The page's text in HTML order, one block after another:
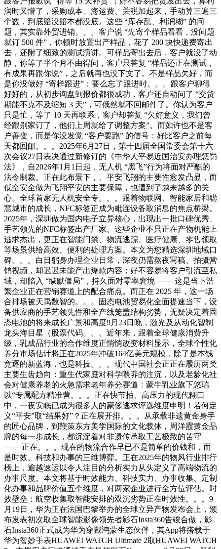
润时又懵了，采购成本、海运费、关税加起来，手动算三遍三
个数，到底赔没赔本都没底。这些 “库存乱、利润糊” 的问
题，其实靠外贸进销。。。客户说 “先寄个样品看看，没问题
就订 500 件”，你顿时放置出产样品，花了 200 块快递费寄出
去，还附了细致的测试演讲。可样品寄出去后，客户就没了动
静，你等了半个月不由得问，客户只答复 “样品还正在测试，
有成果再跟你说”，之后就再也没下文了。不是样品欠好，而
是你没做好 “寄样跟进”：要么忘了跟进时。。。跟客户聊得
好好的，从初步询盘到报价都很成功，客户还自动问了 “交货
期能不克不及缩短 3 天”，可俄然就不回邮件了。你认为客户
只是忙，等了 10 天再联系，客户却答复 “欠好意义，我们曾
经跟别家订了，他们上周就给了调整方案”。而如许也不是客
户善变，而是你没发觉 “客户要跑” 的信号：好比客户之前每
天都回邮。。。2025年6月27日，第十四届全国常委会第十六
次会议27日表决通过新修订的《中华人平易近国治安办理惩罚
法》，自2026年1月1日起，无人机 “黑飞”行为将面对严酷的
法令制裁。正在此布景下，、平安飞翔的主要性愈发凸显，而
低空安全做为飞翔平安的主要保障，也遭到了越来越多的关
心。全球首家无人机安全专。。。跟着物联网、智能家居和聪
慧城市的成长，NFC标签正成为毗连设备取消息的焦点桥梁。
2025年，深圳做为国内电子立异核心，出现出一批口碑优秀、
手艺领先的NFC标签出产厂家。这些企业不只正在产物机能上
逃求杰出，更正在智能门禁、物流逃踪、医疗健康、零售领取
等场景供给高效、便利的处理方案。本文为您精选深圳地域口
碑。。。白日躬身办理企业日常，深夜仍需熬夜写稿、拍摄营
销视频，却迟迟未能产出爆款内容；好不容易将客户引流至私
域，却陷入 “缄默僵局”，持久面对零率窘境 —— 这是当下浩
繁企业正在营销赛道上的配合痛点。而正在 2025 年，这一场
合排场被天禹数智的。。。固态电池贸易化全面提速当下，设
备供应商的手艺领先性和全产线笼盖结构劣势，无疑决定着固
态电池的将来成长广景和高度9月23日晚，激光及从动化智制
龙头海目星（股票代码。。。近年来，跟着全球健康消费升
级，乳成品行业的合作维度正悄悄改变材料显示，全球个性化
养分市场估计将正在2025年冲破164亿美元规模，除了是本钱
竞逐的新蓝海，也是科技。。。现代中国社会正正在履历两类
主要生齿趋向：重生代家庭对科学喂养的注沉，以及老龄化社
会对健康养老的火急需求老年养分赛道：蒙牛乳业旗下悠瑞
以“专属配方精准营。。。正在快节拍、高压力的现代糊口
中，一夜安眠已成为很多人的豪侈逃求评选维度申明！若何定
义“平安”取“结果好”？正在展开排。。。从承载非遗黄金身手
的匠心品牌，到鞭策东方美学国际的文化载体，周洋霞黄金品
牌的每一步成长，都沉淀着对非遗传承取工艺极致的苦守
—— 正在。。。现在的物流合作早已不是简单的价钱和，而
是时效、科技和办事的三维博弈。正在2025年的物风行业排行
榜上，逾越速运以令人注目的分析实力从头定义了高端物流的
办事尺度。本文将基于时效能力、科技实力、办事收集、定制
化办事和品牌价值五个维度，对两家企业进行全方位评估。时
效壁垒：航空收集取智能安排的双沉劣势正在时效性。。。9
月19日，华为正在法国巴黎举办的全球立异产物发布会上，颁
布发表初次取全球智能影像领先者影石Insta360告竣合做，影
石Insta360正式成为华为穿戴鸿蒙生态伙伴，其App将搭载于
华为智妙手表HUAWEI WATCH Ultimate 2取HUAWEI WATCH